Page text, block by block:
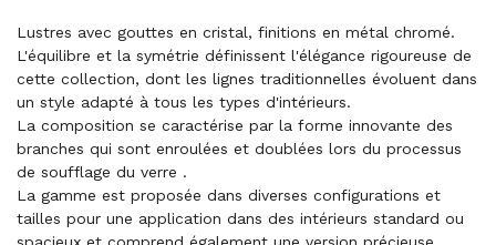
Lustres avec gouttes en cristal, finitions en métal chromé.
L'équilibre et la symétrie définissent l'élégance rigoureuse de
cette collection, dont les lignes traditionnelles évoluent dans
un style adapté à tous les types d'intérieurs.
La composition se caractérise par la forme innovante des
branches qui sont enroulées et doublées lors du processus
de soufflage du verre .
La gamme est proposée dans diverses configurations et
tailles pour une application dans des intérieurs standard ou